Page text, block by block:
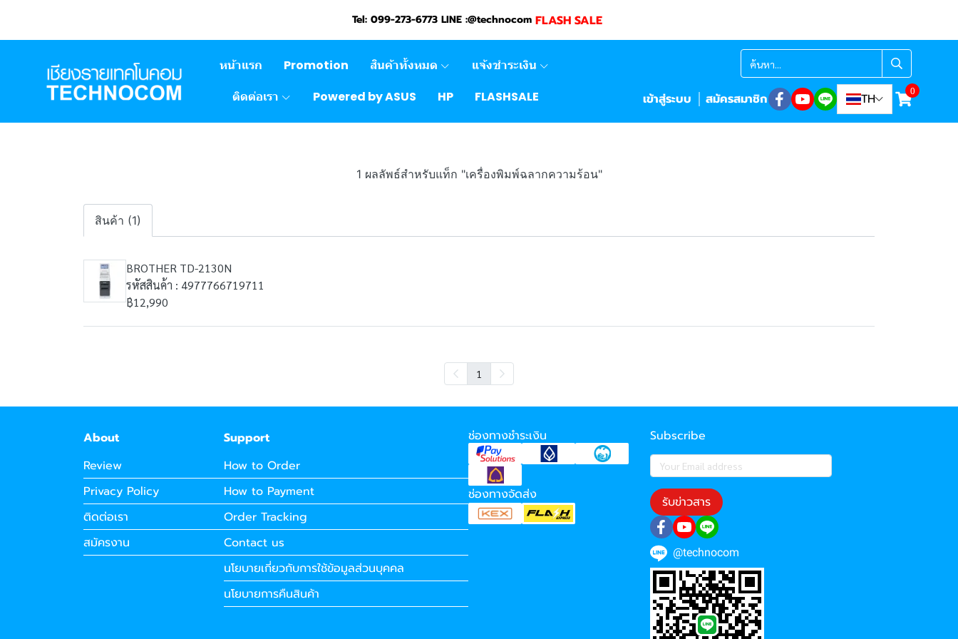
Tel: 099-273-6773 LINE :@technocom FLASH SALE
หน้าแรก Promotion สินค้าทั้งหมด
แจ้งชำระเงิน
ติดต่อเรา
Powered by ASUS HP FLASHSALE เข้าสู่ระบบ สมัครสมาชิก TH 0
1 ผลลัพธ์สำหรับแท็ก "เครื่องพิมพ์ฉลากความร้อน"
สินค้า (1)
BROTHER TD-2130N
รหัสสินค้า : 4977766719711
฿12,990
1
About
Review
Privacy Policy
ติดต่อเรา
สมัครงาน
Support
How to Order
How to Payment
Order Tracking
Contact us
นโยบายเกี่ยวกับการใช้ข้อมูลส่วนบุคคล
นโยบายการคืนสินค้า
ช่องทางชำระเงิน
ช่องทางจัดส่ง
Subscribe
รับข่าวสาร
@technocom